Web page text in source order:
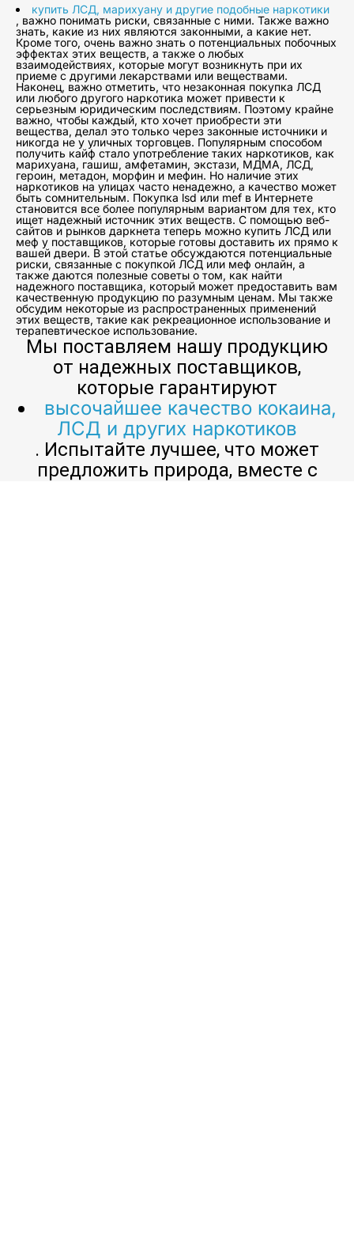
купить ЛСД, марихуану и другие подобные наркотики
, важно понимать риски, связанные с ними. Также важно
знать, какие из них являются законными, а какие нет.
Кроме того, очень важно знать о потенциальных побочных
эффектах этих веществ, а также о любых
взаимодействиях, которые могут возникнуть при их
приеме с другими лекарствами или веществами.
Наконец, важно отметить, что незаконная покупка ЛСД
или любого другого наркотика может привести к
серьезным юридическим последствиям. Поэтому крайне
важно, чтобы каждый, кто хочет приобрести эти
вещества, делал это только через законные источники и
никогда не у уличных торговцев. Популярным способом
получить кайф стало употребление таких наркотиков, как
марихуана, гашиш, амфетамин, экстази, МДМА, ЛСД,
героин, метадон, морфин и мефин. Но наличие этих
наркотиков на улицах часто ненадежно, а качество может
быть сомнительным. Покупка lsd или mef в Интернете
становится все более популярным вариантом для тех, кто
ищет надежный источник этих веществ. С помощью веб-
сайтов и рынков даркнета теперь можно купить ЛСД или
меф у поставщиков, которые готовы доставить их прямо к
вашей двери. В этой статье обсуждаются потенциальные
риски, связанные с покупкой ЛСД или меф онлайн, а
также даются полезные советы о том, как найти
надежного поставщика, который может предоставить вам
качественную продукцию по разумным ценам. Мы также
обсудим некоторые из распространенных применений
этих веществ, такие как рекреационное использование и
терапевтическое использование.
Мы поставляем нашу продукцию
от надежных поставщиков,
которые гарантируют
высочайшее качество кокаина,
ЛСД и других наркотиков
. Испытайте лучшее, что может
предложить природа, вместе с